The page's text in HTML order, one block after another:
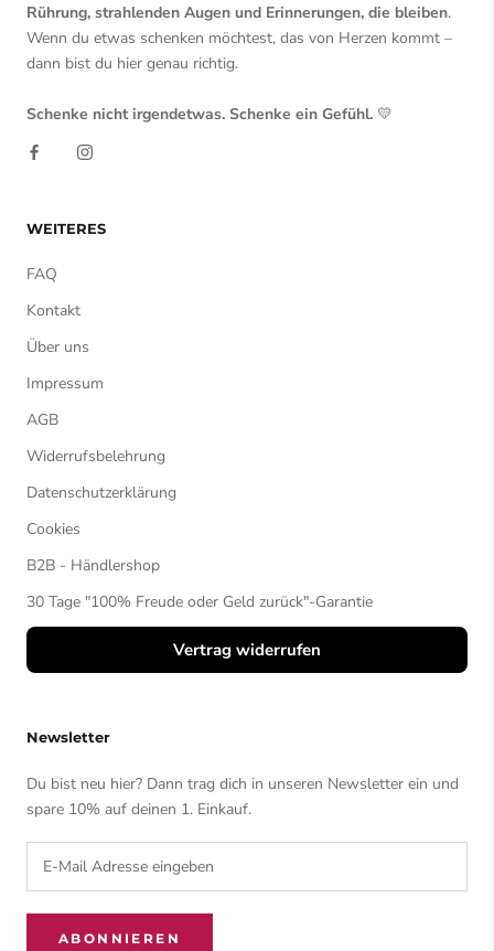
Rührung, strahlenden Augen und Erinnerungen, die bleiben.
Wenn du etwas schenken möchtest, das von Herzen kommt –
dann bist du hier genau richtig.
Schenke nicht irgendetwas. Schenke ein Gefühl. 💛
WEITERES
FAQ
Kontakt
Über uns
Impressum
AGB
Widerrufsbelehrung
Datenschutzerklärung
Cookies
B2B - Händlershop
30 Tage "100% Freude oder Geld zurück"-Garantie
Vertrag widerrufen
Newsletter
Du bist neu hier? Dann trag dich in unseren Newsletter ein und
spare 10% auf deinen 1. Einkauf.
ABONNIEREN